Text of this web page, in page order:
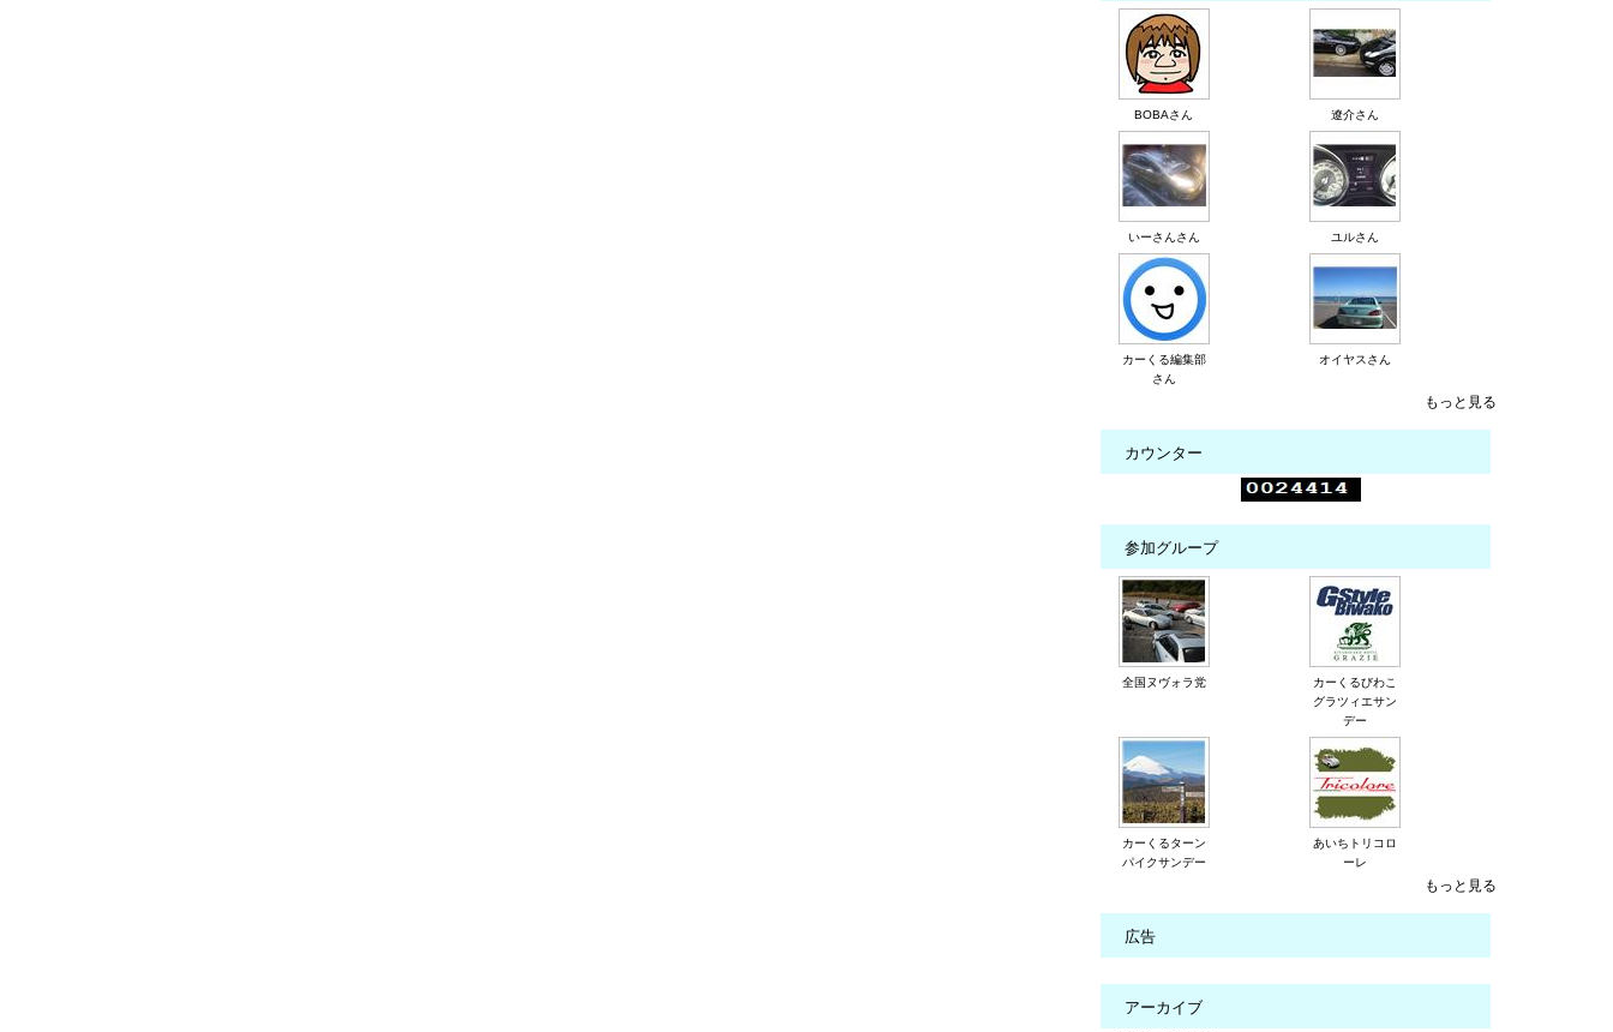
BOBAさん 遼介さん
いーさんさん ユルさん
カーくる編集部
さん
オイヤスさん
もっと見る
カウンター
参加グループ
全国ヌヴォラ党
カーくるびわこ
グラツィエサン
デー
カーくるターン
パイクサンデー
あいちトリコロ
ーレ
もっと見る
広告
アーカイブ